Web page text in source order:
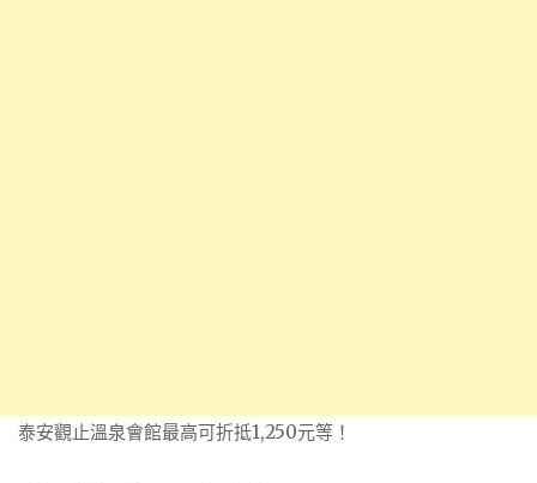
泰安觀止溫泉會館最高可折抵1,250元等！